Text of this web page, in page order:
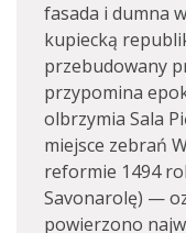
fasada i dumna
kupiecką
przebudowany
przypomina
olbrzymia Sala
miejsce zebrań
reformie 1494
Savonarolę) —
powierzono